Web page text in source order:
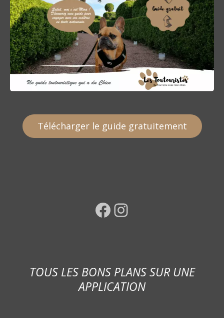
Télécharger le guide gratuitement
Facebook Instagram
TOUS LES BONS PLANS SUR UNE
APPLICATION